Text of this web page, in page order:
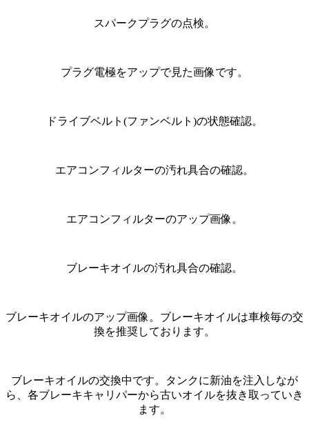
スパークプラグの点検。
プラグ電極をアップで見た画像です。
ドライブベルト(ファンベルト)の状態確認。
エアコンフィルターの汚れ具合の確認。
エアコンフィルターのアップ画像。
ブレーキオイルの汚れ具合の確認。
ブレーキオイルのアップ画像。ブレーキオイルは車検毎の交
換を推奨しております。
ブレーキオイルの交換中です。タンクに新油を注入しなが
ら、各ブレーキキャリパーから古いオイルを抜き取っていき
ます。